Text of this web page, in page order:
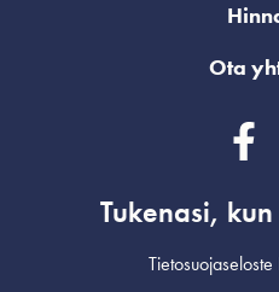
Ota
Tukenasi,
Tietosuojaseloste